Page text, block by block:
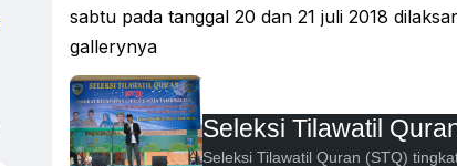
sabtu pada tanggal 20 dan 21 juli 2018
gallerynya
Seleksi Tilawatil
Seleksi Tilawatil Quran (STQ)